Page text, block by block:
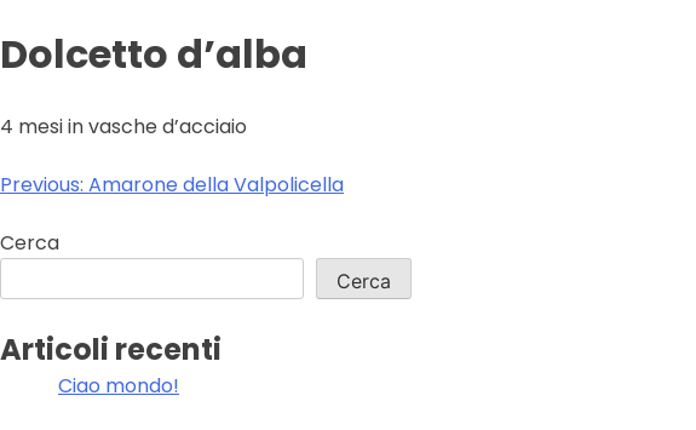
Dolcetto d’alba
4 mesi in vasche d’acciaio
Navigazione
articoli
Previous: Amarone della Valpolicella
Cerca
Cerca
Articoli recenti
Ciao mondo!